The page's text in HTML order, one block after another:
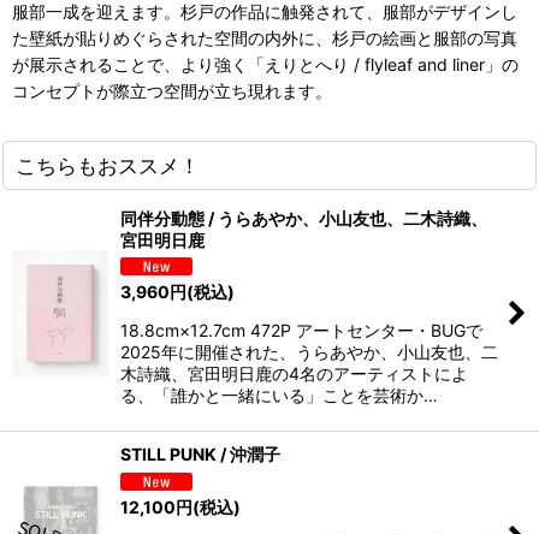
服部一成を迎えます。杉戸の作品に触発されて、服部がデザインし
た壁紙が貼りめぐらされた空間の内外に、杉戸の絵画と服部の写真
が展示されることで、より強く「えりとへり / flyleaf and liner」の
コンセプトが際立つ空間が立ち現れます。
こちらもおススメ！
同伴分動態 / うらあやか、小山友也、二木詩織、
宮田明日鹿
3,960円(税込)
18.8cm×12.7cm 472P アートセンター・BUGで
2025年に開催された、うらあやか、小山友也、二
木詩織、宮田明日鹿の4名のアーティストによ
る、「誰かと一緒にいる」ことを芸術か…
STILL PUNK / 沖潤子
12,100円(税込)